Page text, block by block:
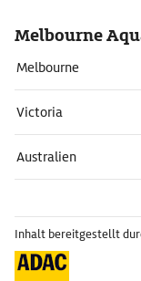
Melbourne
Melbourne
Victoria
Australien
Inhalt bereitgestellt